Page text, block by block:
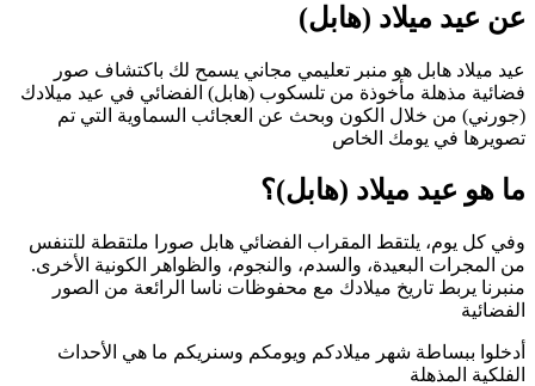
عن عيد ميلاد (هابل)
عيد ميلاد هابل هو منبر تعليمي مجاني يسمح لك باكتشاف صور
فضائية مذهلة مأخوذة من تلسكوب (هابل) الفضائي في عيد ميلادك
(جورني) من خلال الكون وبحث عن العجائب السماوية التي تم
تصويرها في يومك الخاص
ما هو عيد ميلاد (هابل)؟
وفي كل يوم، يلتقط المقراب الفضائي هابل صورا ملتقطة للتنفس
من المجرات البعيدة، والسدم، والنجوم، والظواهر الكونية الأخرى.
منبرنا يربط تاريخ ميلادك مع محفوظات ناسا الرائعة من الصور
الفضائية
أدخلوا ببساطة شهر ميلادكم ويومكم وسنريكم ما هي الأحداث
الفلكية المذهلة